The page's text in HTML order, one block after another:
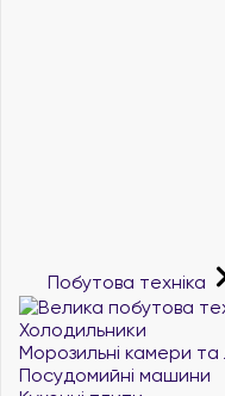
Побутова техніка
Холодильники
Морозильні камери та
Посудомийні машини